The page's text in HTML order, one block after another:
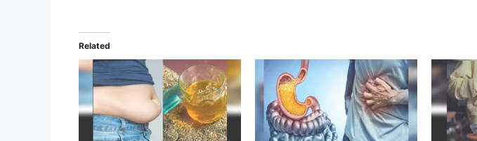
Related